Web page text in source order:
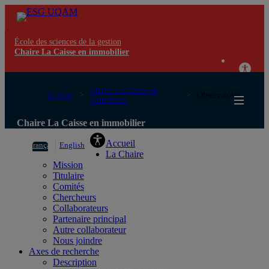
École des sciences de la gestion
Chaire La Caisse en immobilier
UQAM
Chaire La Caisse en
immobilier
Observatoire
Chaire La Caisse en immobilier
Français English
Accueil
La Chaire
Mission
Titulaire
Comités
Chercheurs
Collaborateurs
Partenaire principal
Autre collaborateur
Nous joindre
Axes de recherche
Description